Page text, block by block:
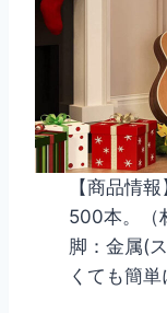
【商品情
500本。（
脚：金属(
くても簡単